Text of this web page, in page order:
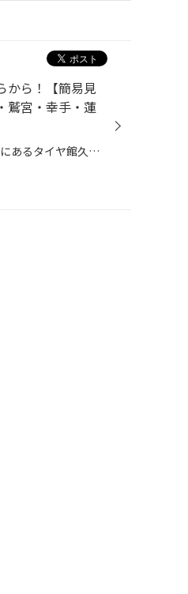
から！【簡易見
宮・幸手・蓮
皆さま、こんにちは！こんばんは！ ★久喜警察と久喜インターの間にあるタイヤ館久喜です★ いつも当店WEBをご覧いただきありがとうございます！ ★ 参考価格の一覧はこちら！ ★ 皆様は愛車の車検はどうされていますか？ カーディーラー・自動車整備工場・ガソリンスタンドなど、沢山ありますよね。 タ...